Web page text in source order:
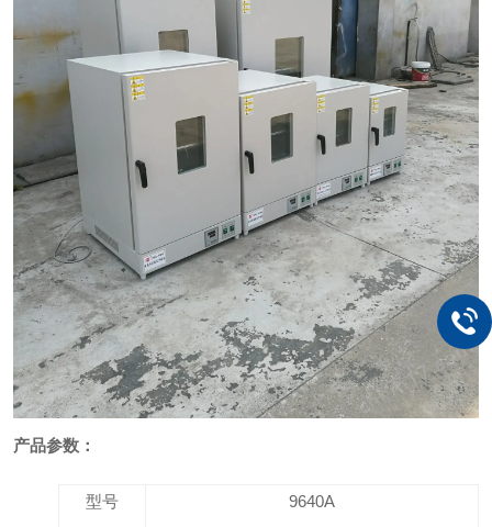
产品参数：
型号 9640A